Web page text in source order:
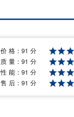
价 格：91 分
质 量：91 分
性 能：91 分
售 后：91 分